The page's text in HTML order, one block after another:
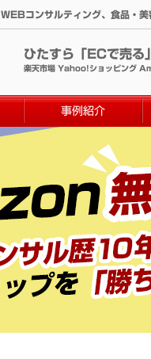
コンサルティング、食品・
ひたすら「ECで売る
楽天市場 Yahoo!ショッピング
事例紹介